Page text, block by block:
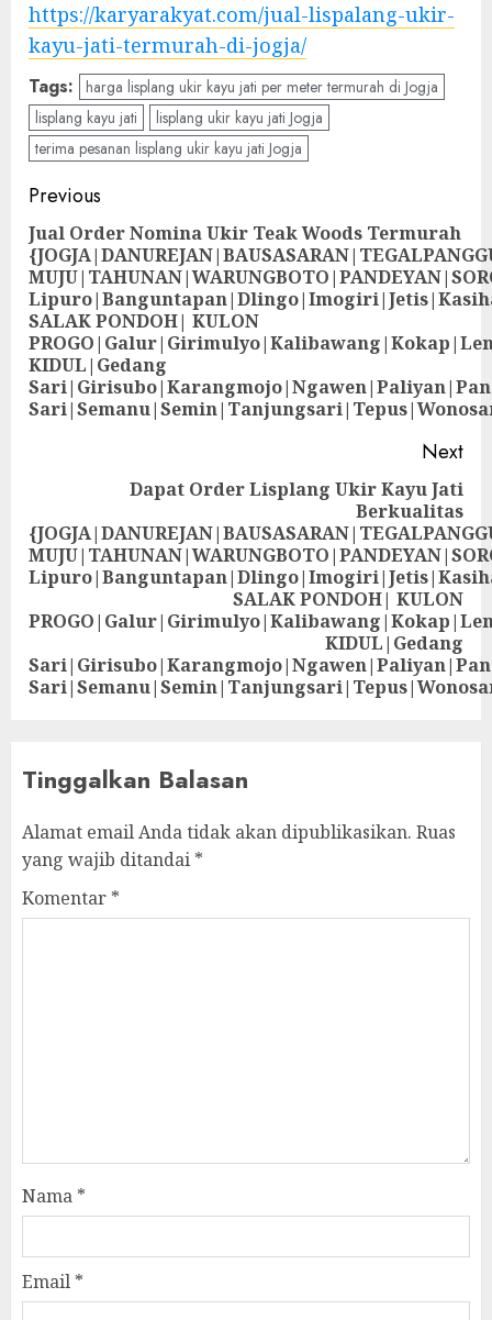
https://karyarakyat.com/jual-lispalang-ukir-
kayu-jati-termurah-di-jogja/
Tags: harga lisplang ukir kayu jati per meter termurah di Jogja
lisplang kayu jati
lisplang ukir kayu jati Jogja
terima pesanan lisplang ukir kayu jati Jogja
Previous
Jual Order Nomina Ukir Teak Woods Termurah
SALAK PONDOH| KULON
KIDUL|Gedang
Next
Dapat Order Lisplang Ukir Kayu Jati
Berkualitas
SALAK PONDOH| KULON
KIDUL|Gedang
Tinggalkan Balasan
Alamat email Anda tidak akan dipublikasikan. Ruas
yang wajib ditandai *
Komentar *
Nama *
Email *